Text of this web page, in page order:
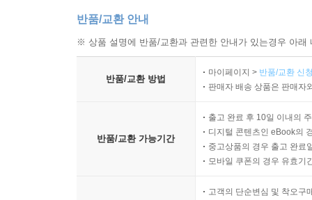
반품/교환 안내
※ 상품 설명에 반품/교환과 관련한 안내가 있는경우 아
반품/교환 방법
마이페이지 > 반품/교환 신
판매자 배송 상품은 판매자
반품/교환 가능기간
출고 완료 후 10일 이내의
디지털 콘텐츠인 eBook의
중고상품의 경우 출고 완료
모바일 쿠폰의 경우 유효기
고객의 단순변심 및 착오구